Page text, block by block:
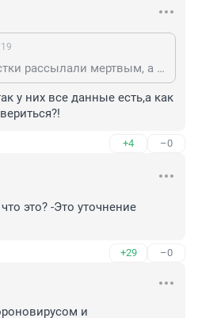
Учитывая, что повестки рассылали мертвым, а так же женщинам(невоеннообязанным), инвалидам от рождения с бессрочной(читай пожизненной) инвалидностью, то, конечно, надо срочно идти в военкомат: рассказать, что уже умер; объяснить, что ты всё ещё женщина и пол не меняла; ты всё ещё слепой и чуда не произошло...
у них все данные есть,а как
+4 –0
это? -Это уточнение
+29 –0
и